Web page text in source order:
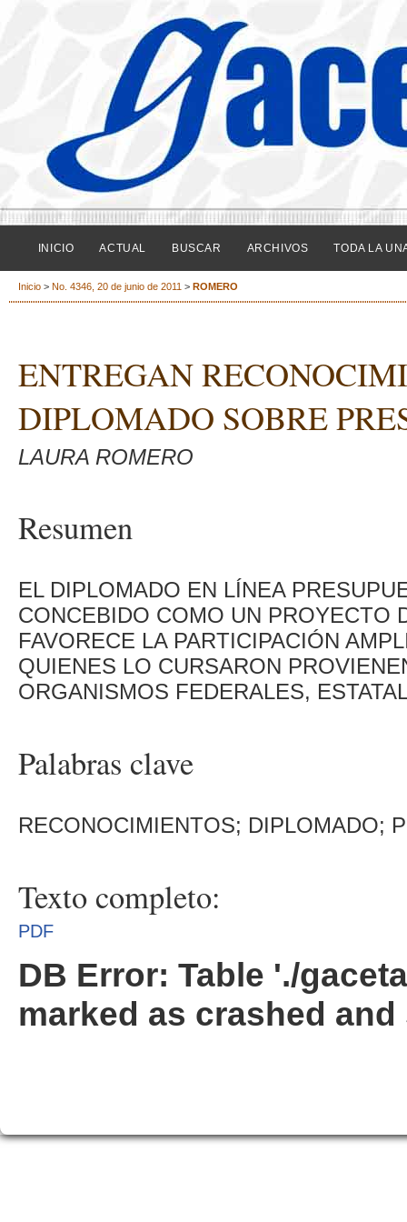
INICIO ACTUAL BUSCAR ARCHIVOS TODA LA
Inicio > No. 4346, 20 de junio de 2011 > ROMERO
ENTREGAN
DIPLOMADO SOBRE
LAURA ROMERO
Resumen
EL DIPLOMADO EN LÍNEA
CONCEBIDO COMO UN PROYECTO
FAVORECE LA PARTICIPACIÓN
QUIENES LO CURSARON
ORGANISMOS FEDERALES,
Palabras clave
RECONOCIMIENTOS; DIPLOMADO;
Texto completo:
PDF
DB Error: Table './
marked as crashed